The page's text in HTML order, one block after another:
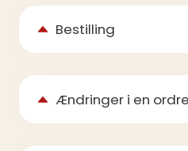
Bestilling
Ændringer i en ordre